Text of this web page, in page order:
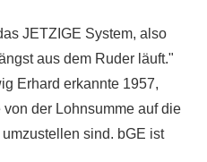
JETZIGE System, also
aus dem Ruder läuft."
Erhard erkannte 1957,
der Lohnsumme auf die
sind. bGE ist